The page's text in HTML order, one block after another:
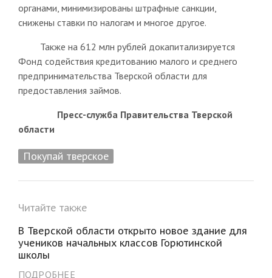
органами, минимизированы штрафные санкции,
снижены ставки по налогам и многое другое.
Также на 612 млн рублей докапитализируется
Фонд содействия кредитованию малого и среднего
предпринимательства Тверской области для
предоставления займов.
Пресс-служба Правительства Тверской
области
Покупай тверское
Читайте также
В Тверской области открыто новое здание для
учеников начальных классов Горютинской
школы
ПОДРОБНЕЕ